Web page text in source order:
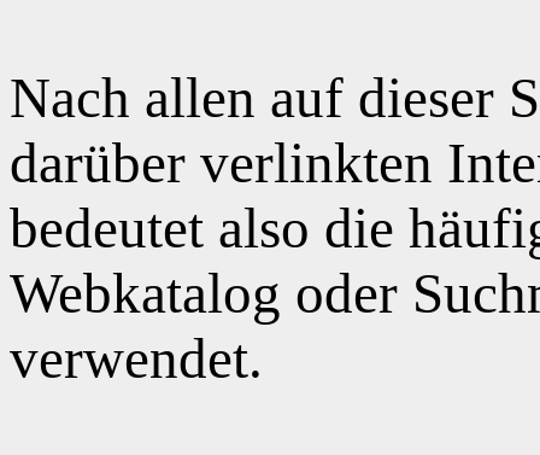
Nach allen auf dieser
darüber verlinkten
bedeutet also die
Webkatalog oder
verwendet.